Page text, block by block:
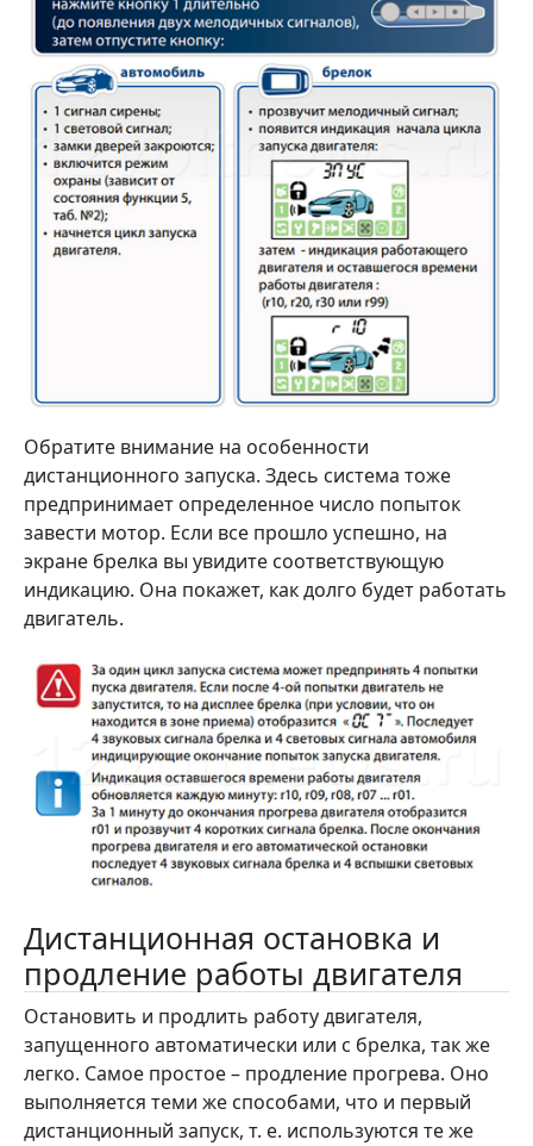
Обратите внимание на особенности
дистанционного запуска. Здесь система тоже
предпринимает определенное число попыток
завести мотор. Если все прошло успешно, на
экране брелка вы увидите соответствующую
индикацию. Она покажет, как долго будет работать
двигатель.
Дистанционная остановка и
продление работы двигателя
Остановить и продлить работу двигателя,
запущенного автоматически или с брелка, так же
легко. Самое простое – продление прогрева. Оно
выполняется теми же способами, что и первый
дистанционный запуск, т. е. используются те же